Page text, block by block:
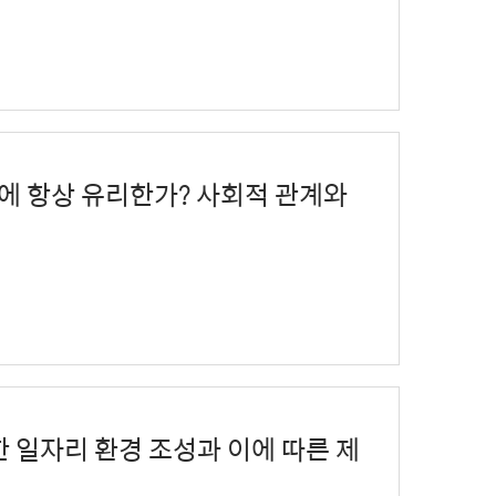
상 유리한가? 사회적 관계와
자리 환경 조성과 이에 따른 제